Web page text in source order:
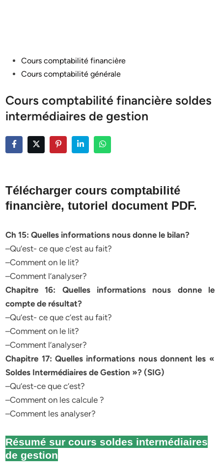
PostedCours comptabilité financière
Cours comptabilité générale
Cours comptabilité financière soldes
intermédiaires de gestion
Télécharger cours comptabilité
financière, tutoriel document PDF.
Ch 15: Quelles informations nous donne le bilan?
–Qu’est- ce que c’est au fait?
–Comment on le lit?
–Comment l’analyser?
Chapitre 16: Quelles informations nous donne le
compte de résultat?
–Qu’est- ce que c’est au fait?
–Comment on le lit?
–Comment l’analyser?
Chapitre 17: Quelles informations nous donnent les «
Soldes Intermédiaires de Gestion »? (SIG)
–Qu’est-ce que c’est?
–Comment on les calcule ?
–Comment les analyser?
Résumé sur cours soldes intermédiaires
de gestion